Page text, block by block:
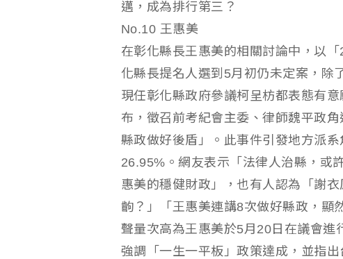
邁，成為排行第三？
No.10 王惠美
在彰化縣長王惠美的相關討論中，以
化縣長提名人選到5月初仍未定案，除
現任彰化縣政府參議柯呈枋都表態有
布，徵召前考紀會主委、律師魏平政
縣政做好後盾」。此事件引發地方派
26.95%。網友表示「法律人治縣，或
惠美的穩健財政」，也有人認為「謝
齣？」「王惠美連講8次做好縣政，顯
聲量次高為王惠美於5月20日在議會進
強調「一生一平板」政策達成，並指